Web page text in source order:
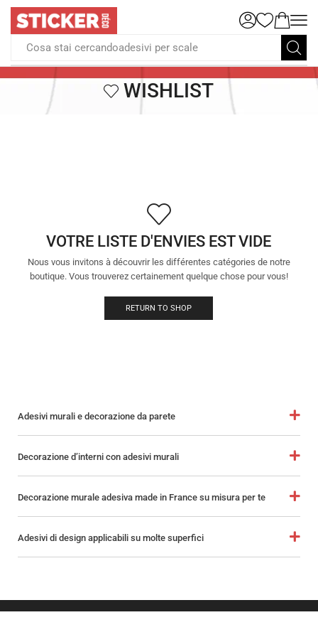
Cosa stai cercandoadesivi per scale
WISHLIST
VOTRE LISTE D'ENVIES EST VIDE
Nous vous invitons à découvrir les différentes catégories de notre
boutique. Vous trouverez certainement quelque chose pour vous!
RETURN TO SHOP
Adesivi murali e decorazione da parete
Decorazione d’interni con adesivi murali
Decorazione murale adesiva made in France su misura per te
Adesivi di design applicabili su molte superfici